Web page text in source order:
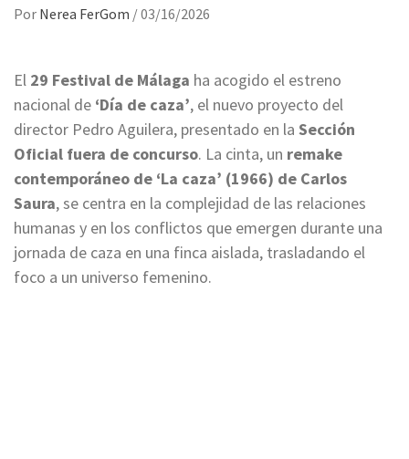
Por Nerea FerGom /03/16/2026
El 29 Festival de Málaga ha acogido el estreno
nacional de ‘Día de caza’, el nuevo proyecto del
director Pedro Aguilera, presentado en la Sección
Oficial fuera de concurso. La cinta, un remake
contemporáneo de ‘La caza’ (1966) de Carlos
Saura, se centra en la complejidad de las relaciones
humanas y en los conflictos que emergen durante una
jornada de caza en una finca aislada, trasladando el
foco a un universo femenino.